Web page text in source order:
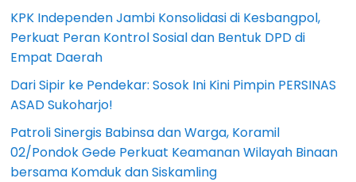
KPK Independen Jambi Konsolidasi di Kesbangpol,
Perkuat Peran Kontrol Sosial dan Bentuk DPD di
Empat Daerah
Dari Sipir ke Pendekar: Sosok Ini Kini Pimpin PERSINAS
ASAD Sukoharjo!
Patroli Sinergis Babinsa dan Warga, Koramil
02/Pondok Gede Perkuat Keamanan Wilayah Binaan
bersama Komduk dan Siskamling